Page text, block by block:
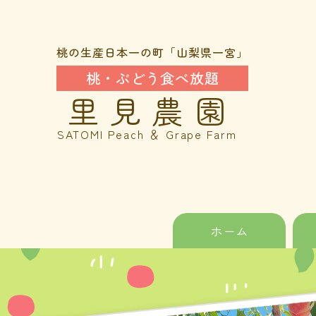
桃の生産日本一の町「山梨県一宮」
桃・ぶどう食べ放題
里見農園
SATOMI Peach ＆ Grape Farm
ホーム